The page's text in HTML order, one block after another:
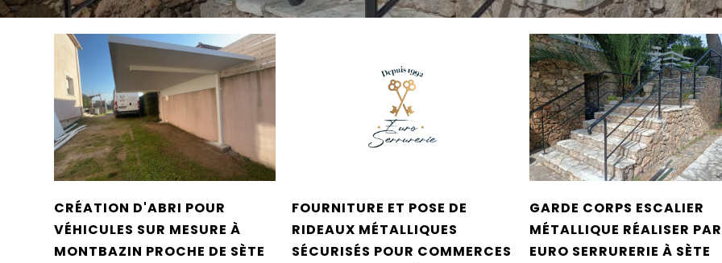
CRÉATION D'ABRI POUR
VÉHICULES SUR MESURE À
MONTBAZIN PROCHE DE SÈTE
FOURNITURE ET POSE DE
RIDEAUX MÉTALLIQUES
SÉCURISÉS POUR COMMERCES
GARDE CORPS ESCALIER
MÉTALLIQUE RÉALISER PAR
EURO SERRURERIE À SÈTE